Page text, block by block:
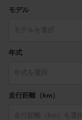
モデル
年式
走行距離（km）